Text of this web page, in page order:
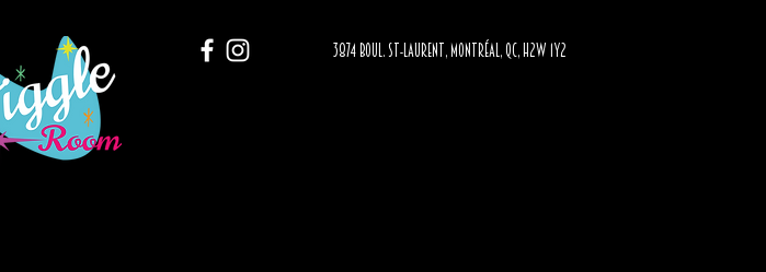
3874 BOUL. ST-LAURENT, MONTRÉAL, QC, H2W 1Y2